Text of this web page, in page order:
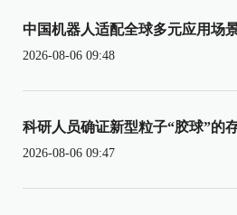
中国机器人适配全球多元应用场
2026-08-06 09:48
科研人员确证新型粒子“胶球”的
2026-08-06 09:47